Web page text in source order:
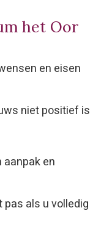
het Oor
en eisen
niet positief is
aanpak en
als u volledig